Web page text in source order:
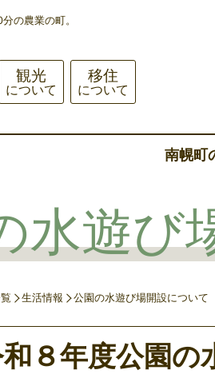
の農業の町。
観光
について
移住
について
南幌町
水遊び
生活情報 公園の水遊び場開設について
８年度公園の